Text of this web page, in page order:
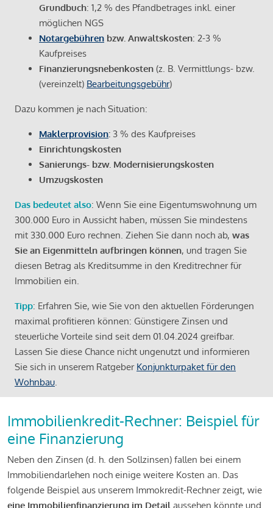
Grundbuch: 1,2 % des Pfandbetrages inkl. einer
möglichen NGS
Notargebühren bzw. Anwaltskosten: 2-3 %
Kaufpreises
Finanzierungsnebenkosten (z. B. Vermittlungs- bzw.
(vereinzelt) Bearbeitungsgebühr)
Dazu kommen je nach Situation:
Maklerprovision: 3 % des Kaufpreises
Einrichtungskosten
Sanierungs- bzw. Modernisierungskosten
Umzugskosten
Das bedeutet also: Wenn Sie eine Eigentumswohnung um
300.000 Euro in Aussicht haben, müssen Sie mindestens
mit 330.000 Euro rechnen. Ziehen Sie dann noch ab, was
Sie an Eigenmitteln aufbringen können, und tragen Sie
diesen Betrag als Kreditsumme in den Kreditrechner für
Immobilien ein.
Tipp: Erfahren Sie, wie Sie von den aktuellen Förderungen
maximal profitieren können: Günstigere Zinsen und
steuerliche Vorteile sind seit dem 01.04.2024 greifbar.
Lassen Sie diese Chance nicht ungenutzt und informieren
Sie sich in unserem Ratgeber Konjunkturpaket für den
Wohnbau.
Immobilienkredit-Rechner: Beispiel für
eine Finanzierung
Neben den Zinsen (d. h. den Sollzinsen) fallen bei einem
Immobiliendarlehen noch einige weitere Kosten an. Das
folgende Beispiel aus unserem Immokredit-Rechner zeigt, wie
eine Immobilienfinanzierung im Detail aussehen könnte und